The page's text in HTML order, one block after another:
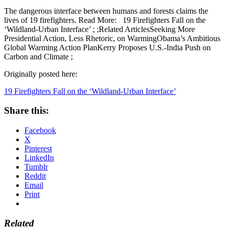
The dangerous interface between humans and forests claims the
lives of 19 firefighters. Read More: 19 Firefighters Fall on the
‘Wildland-Urban Interface’ ; ;Related ArticlesSeeking More
Presidential Action, Less Rhetoric, on WarmingObama’s Ambitious
Global Warming Action PlanKerry Proposes U.S.-India Push on
Carbon and Climate ;
Originally posted here:
19 Firefighters Fall on the ‘Wildland-Urban Interface’
Share this:
Facebook
X
Pinterest
LinkedIn
Tumblr
Reddit
Email
Print
Related